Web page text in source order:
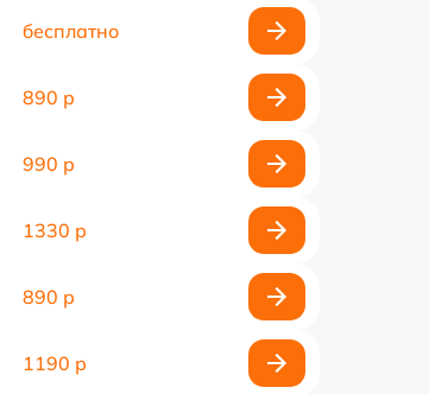
бесплатно
890 р
990 р
1330 р
890 р
1190 р